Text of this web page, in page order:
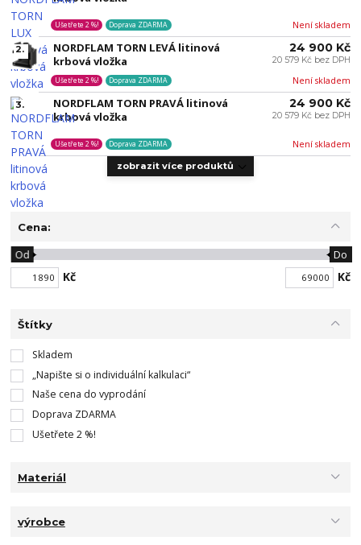
Není skladem
Ušetřete 2 %! Doprava ZDARMA
2.
NORDFLAM TORN LEVÁ litinová
krbová vložka
Není skladem
Ušetřete 2 %! Doprava ZDARMA
24 900 Kč
20 579 Kč bez DPH
3.
NORDFLAM TORN PRAVÁ litinová
krbová vložka
Není skladem
Ušetřete 2 %! Doprava ZDARMA
24 900 Kč
20 579 Kč bez DPH
zobrazit více produktů
Cena:
Kč
Od Do
Kč
Štítky
Skladem
„Napište si o individuální kalkulaci“
Naše cena do vyprodání
Doprava ZDARMA
Ušetřete 2 %!
Materiál
výrobce